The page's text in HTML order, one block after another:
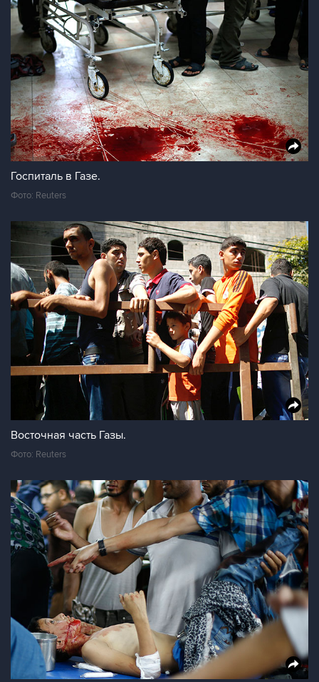
Госпиталь в Газе.
Фото: Reuters
Восточная часть Газы.
Фото: Reuters